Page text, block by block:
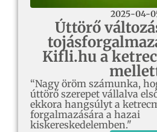
2025-04-
Úttörő
Kifli.hu a
“Nagy öröm számunka,
úttörő szerepet vállalva
ekkora hangsúlyt a
forgalmazására a hazai
kiskereskedelemben."